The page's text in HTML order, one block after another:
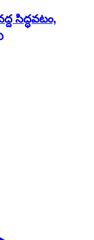
సిద్ధవటం,